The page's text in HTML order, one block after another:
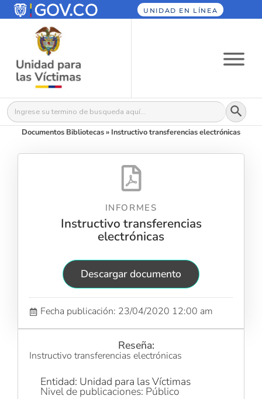
UNIDAD EN LÍNEA
Buscar: Botón
Documentos Bibliotecas» Instructivo transferencias electrónicas
INFORMES
Instructivo transferencias
electrónicas
Descargar documento
Fecha publicación: 23/04/2020 12:00 am
Reseña:
Instructivo transferencias electrónicas
Entidad: Unidad para las Víctimas
Nivel de publicaciones: Público